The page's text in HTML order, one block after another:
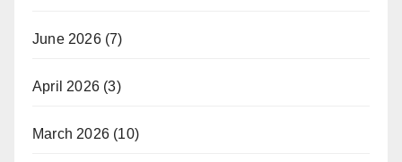
June 2026(7)
April 2026 (3)
March 2026 (10)